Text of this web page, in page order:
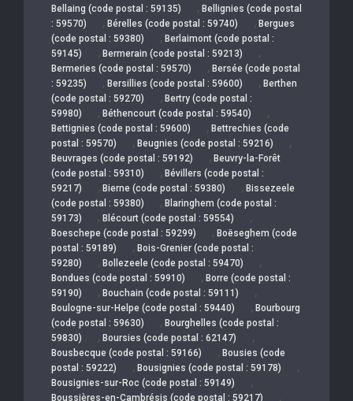
Bellaing (code postal : 59135) , Bellignies (code postal
: 59570)
, Bérelles (code postal : 59740) , Bergues
(code postal : 59380)
, Berlaimont (code postal :
59145)
, Bermerain (code postal : 59213) ,
Bermeries (code postal : 59570) , Bersée (code postal
: 59235)
, Bersillies (code postal : 59600) , Berthen
(code postal : 59270)
, Bertry (code postal :
59980)
, Béthencourt (code postal : 59540) ,
Bettignies (code postal : 59600) , Bettrechies (code
postal : 59570)
, Beugnies (code postal : 59216) ,
Beuvrages (code postal : 59192) , Beuvry-la-Forêt
(code postal : 59310)
, Bévillers (code postal :
59217)
, Bierne (code postal : 59380) , Bissezeele
(code postal : 59380)
, Blaringhem (code postal :
59173)
, Blécourt (code postal : 59554) ,
Boeschepe (code postal : 59299) , Boëseghem (code
postal : 59189)
, Bois-Grenier (code postal :
59280)
, Bollezeele (code postal : 59470) ,
Bondues (code postal : 59910) , Borre (code postal :
59190)
, Bouchain (code postal : 59111) ,
Boulogne-sur-Helpe (code postal : 59440) , Bourbourg
(code postal : 59630)
, Bourghelles (code postal :
59830)
, Boursies (code postal : 62147) ,
Bousbecque (code postal : 59166) , Bousies (code
postal : 59222)
, Bousignies (code postal : 59178) ,
Bousignies-sur-Roc (code postal : 59149) ,
Boussières-en-Cambrésis (code postal : 59217) ,